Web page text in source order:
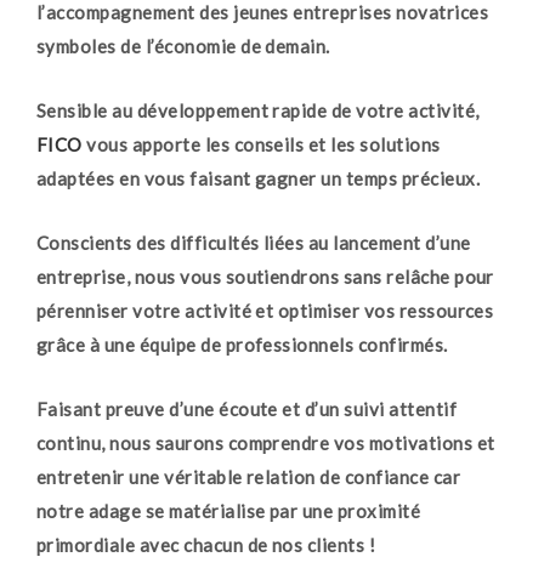
l’accompagnement des jeunes entreprises novatrices
symboles de l’économie de demain.
Sensible au développement rapide de votre activité,
FICO vous apporte les conseils et les solutions
adaptées en vous faisant gagner un temps précieux.
Conscients des difficultés liées au lancement d’une
entreprise, nous vous soutiendrons sans relâche pour
pérenniser votre activité et optimiser vos ressources
grâce à une équipe de professionnels confirmés.
Faisant preuve d’une écoute et d’un suivi attentif
continu, nous saurons comprendre vos motivations et
entretenir une véritable relation de confiance car
notre adage se matérialise par une proximité
primordiale avec chacun de nos clients !